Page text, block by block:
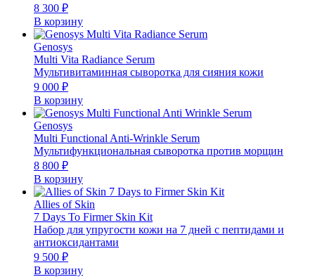
8 300 ₽
В корзину
Genosys
Multi Vita Radiance Serum
Мультивитаминная сыворотка для сияния кожи
9 000 ₽
В корзину
Genosys
Multi Functional Anti-Wrinkle Serum
Мультифункциональная сыворотка против морщин
8 800 ₽
В корзину
Allies of Skin
7 Days To Firmer Skin Kit
Набор для упругости кожи на 7 дней с пептидами и
антиоксидантами
9 500 ₽
В корзину